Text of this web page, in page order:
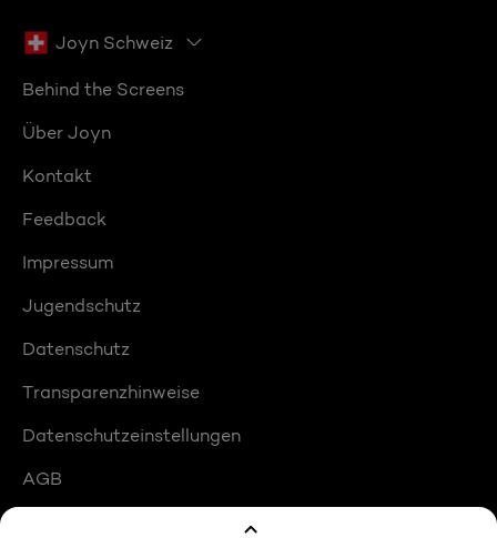
Joyn Schweiz
Behind the Screens
Über Joyn
Kontakt
Feedback
Impressum
Jugendschutz
Datenschutz
Transparenzhinweise
Datenschutzeinstellungen
AGB